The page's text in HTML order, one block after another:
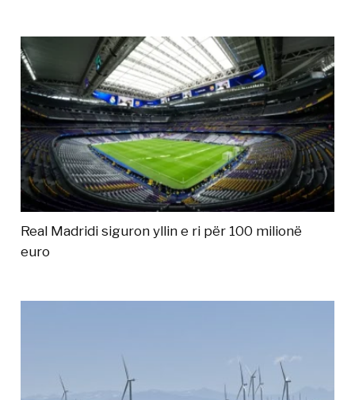
Real Madridi siguron yllin e ri për 100 milionë
euro